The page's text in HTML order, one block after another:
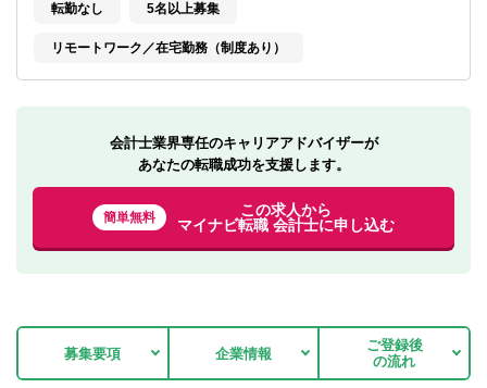
求人情報
転勤なし 5名以上募集
リモートワーク／在宅勤務（制度あり）
会計士業界専任のキャリアアドバイザーが
あなたの転職成功を支援します。
簡単無料
この求人から
マイナビ転職 会計士に申し込む
募集要項 企業情報
ご登録後
の流れ